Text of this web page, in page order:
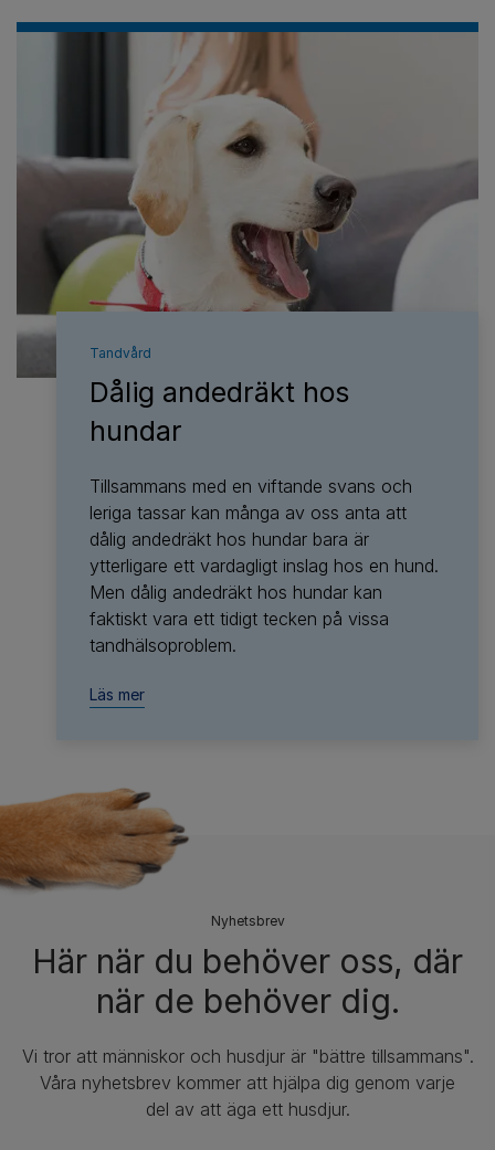
Tandvård
Dålig andedräkt hos
hundar
Tillsammans med en viftande svans och
leriga tassar kan många av oss anta att
dålig andedräkt hos hundar bara är
ytterligare ett vardagligt inslag hos en hund.
Men dålig andedräkt hos hundar kan
faktiskt vara ett tidigt tecken på vissa
tandhälsoproblem.
Läs mer
Nyhetsbrev​
Här när du behöver oss, där
när de behöver dig.
Vi tror att människor och husdjur är "bättre tillsammans".
Våra nyhetsbrev kommer att hjälpa dig genom varje
del av att äga ett husdjur.